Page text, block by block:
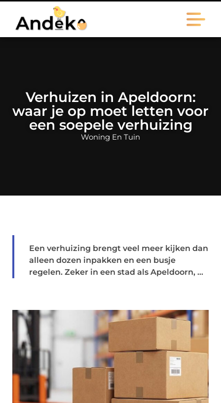
Verhuizen in Apeldoorn:
waar je op moet letten voor
een soepele verhuizing
Woning En Tuin
Een verhuizing brengt veel meer kijken dan
alleen dozen inpakken en een busje
regelen. Zeker in een stad als Apeldoorn, ...